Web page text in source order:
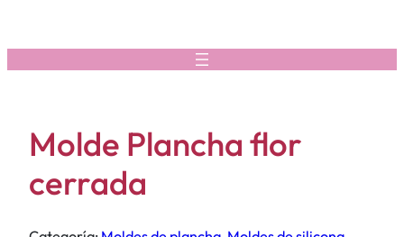
Molde Plancha flor
cerrada